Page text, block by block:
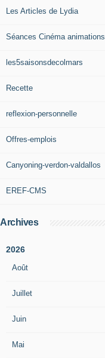
Les Articles de Lydia
Séances Cinéma animations
les5saisonsdecolmars
Recette
reflexion-personnelle
Offres-emplois
Canyoning-verdon-valdallos
EREF-CMS
Archives
2026
Août
Juillet
Juin
Mai